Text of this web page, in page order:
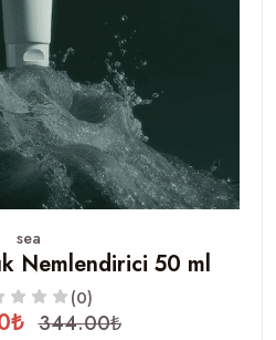
sea
Nemlendirici 50 ml
(0)
344.00₺